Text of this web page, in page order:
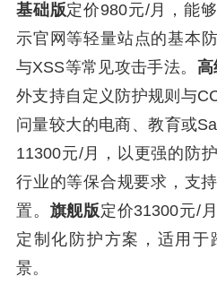
基础版定价980元/月，能
示官网等轻量站点的基本
与XSS等常见攻击手法。 高
外支持自定义防护规则与
问量较大的电商、教育或
11300元/月，以更强的防
行业的等保合规要求，支
置。 旗舰版定价31300元/
定制化防护方案，适用于
景。